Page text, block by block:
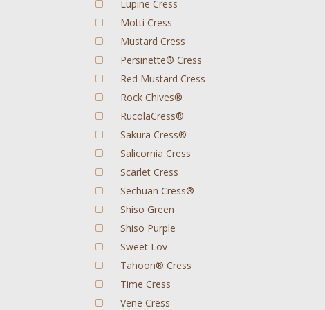
Lupine Cress
Motti Cress
Mustard Cress
Persinette® Cress
Red Mustard Cress
Rock Chives®
RucolaCress®
Sakura Cress®
Salicornia Cress
Scarlet Cress
Sechuan Cress®
Shiso Green
Shiso Purple
Sweet Lov
Tahoon® Cress
Time Cress
Vene Cress